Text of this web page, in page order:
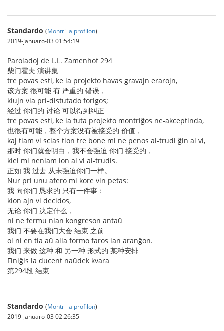
Standardo (Montri la profilon)
2019-januaro-03 01:54:19
Paroladoj de L.L. Zamenhof 294
柴门霍夫 演讲集
tre povas esti, ke la projekto havas gravajn erarojn,
该方案 很可能 有 严重的 错误，
kiujn via pri-distutado forigos;
经过 你们的 讨论 可以得到纠正
tre povas esti, ke la tuta projekto montriĝos ne-akceptinda,
也很有可能，整个方案没有被接受的 价值，
kaj tiam vi scias tion tre bone mi ne penos al-trudi ĝin al vi,
那时 你们就会明白，我不会强迫 你们 接受的，
kiel mi neniam ion al vi al-trudis.
正如 我 过去 从未强迫你们一样。
Nur pri unu afero mi kore vin petas:
我 向你们 恳求的 只有一件事：
kion ajn vi decidos,
无论 你们 决定什么，
ni ne fermu nian kongreson antaŭ
我们 不要在我们大会 结束 之前
ol ni en tia aŭ alia formo faros ian aranĝon.
我们 来做 这种 和 另一种 形式的 某种安排
Finiĝis la ducent naŭdek kvara
第294段 结束
Standardo (Montri la profilon)
2019-januaro-03 02:26:35